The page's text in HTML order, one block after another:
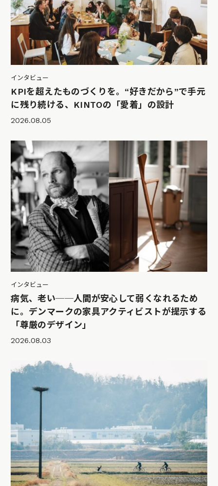
インタビュー
KPIを超えたものづくりを。“好きだから”で手元
に残り続ける、KINTOの「愛着」の設計
2026.08.05
インタビュー
病気、老い──人間が安心して弱くなれるため
に。デンマークの家具アクティビストが提示する
「尊厳のデザイン」
2026.08.03